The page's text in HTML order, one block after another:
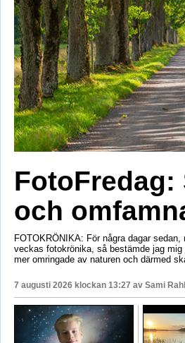
och
FOTOKRÖNIKA: För några dagar
veckas fotokrönika, så bestämde jag
mer omringade av naturen och därmed
7 augusti 2026 klockan 13:27 av Sami